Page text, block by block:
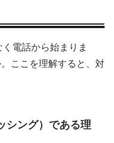
電話から始まりま
ここを理解すると、対
シング）である理